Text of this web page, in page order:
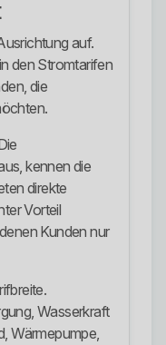
auf.
den Stromtarifen
die
kennen die
direkte
Vorteil
Kunden nur
Wasserkraft
Wärmepumpe,